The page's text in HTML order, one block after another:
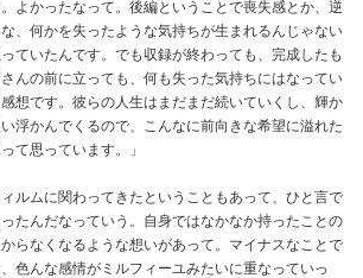
よかったなって。後編ということで喪失感とか、逆
、何かを失ったような気持ちが生まれるんじゃない
ていたんです。でも収録が終わっても、完成したも
んの前に立っても、何も失った気持ちにはなってい
想です。彼らの人生はまだまだ続いていくし、輝か
浮かんでくるので、こんなに前向きな希望に溢れた
て思っています。」
ルムに関わってきたということもあって、ひと言で
たんだなっていう。自身ではなかなか持ったことの
らなくなるような想いがあって。マイナスなことで
色んな感情がミルフィーユみたいに重なっていっ